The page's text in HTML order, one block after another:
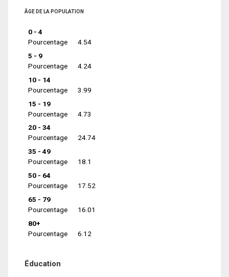
ÂGE DE LA POPULATION
0 - 4
Pourcentage
4.54
5 - 9
Pourcentage
4.24
10 - 14
Pourcentage
3.99
15 - 19
Pourcentage
4.73
20 - 34
Pourcentage
24.74
35 - 49
Pourcentage
18.1
50 - 64
Pourcentage
17.52
65 - 79
Pourcentage
16.01
80+
Pourcentage
6.12
Éducation